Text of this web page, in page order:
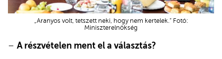
„Aranyos volt, tetszett neki, hogy nem kertelek.” Fotó:
Miniszterelnökség
– A részvételen ment el a választás?